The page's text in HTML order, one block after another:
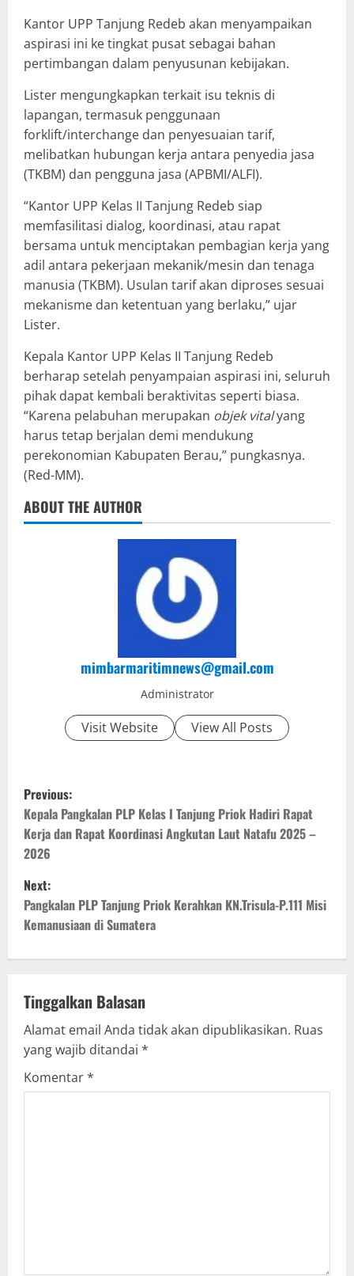
Kantor UPP Tanjung Redeb akan menyampaikan
aspirasi ini ke tingkat pusat sebagai bahan
pertimbangan dalam penyusunan kebijakan.
Lister mengungkapkan terkait isu teknis di
lapangan, termasuk penggunaan
forklift/interchange dan penyesuaian tarif,
melibatkan hubungan kerja antara penyedia jasa
(TKBM) dan pengguna jasa (APBMI/ALFI).
“Kantor UPP Kelas II Tanjung Redeb siap
memfasilitasi dialog, koordinasi, atau rapat
bersama untuk menciptakan pembagian kerja yang
adil antara pekerjaan mekanik/mesin dan tenaga
manusia (TKBM). Usulan tarif akan diproses sesuai
mekanisme dan ketentuan yang berlaku,” ujar
Lister.
Kepala Kantor UPP Kelas II Tanjung Redeb
berharap setelah penyampaian aspirasi ini, seluruh
pihak dapat kembali beraktivitas seperti biasa.
“Karena pelabuhan merupakan objek vitalyang
harus tetap berjalan demi mendukung
perekonomian Kabupaten Berau,” pungkasnya.
(Red-MM).
ABOUT THE AUTHOR
mimbarmaritimnews@gmail.com
Administrator
Visit Website View All Posts
P
o
s
t
n
a
v
i
g
a
Previous:
Kepala Pangkalan PLP Kelas I Tanjung Priok Hadiri Rapat
Kerja dan Rapat Koordinasi Angkutan Laut Natafu 2025 –
2026
Next:
Pangkalan PLP Tanjung Priok Kerahkan KN.Trisula-P.111 Misi
Kemanusiaan di Sumatera
Tinggalkan Balasan
Alamat email Anda tidak akan dipublikasikan. Ruas
yang wajib ditandai *
Komentar*